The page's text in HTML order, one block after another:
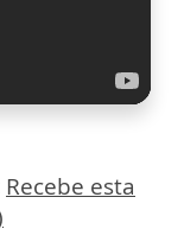
Recebe esta